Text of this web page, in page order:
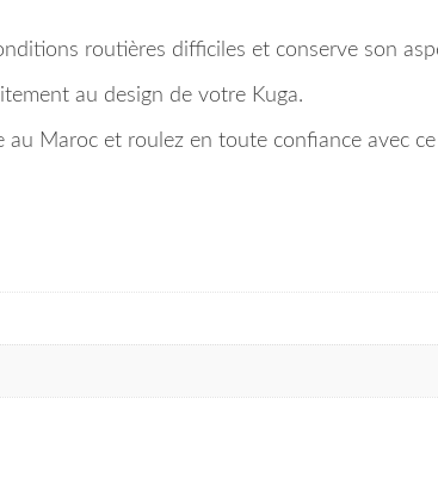
routières difficiles et conserve son
au design de votre Kuga.
Maroc et roulez en toute confiance avec